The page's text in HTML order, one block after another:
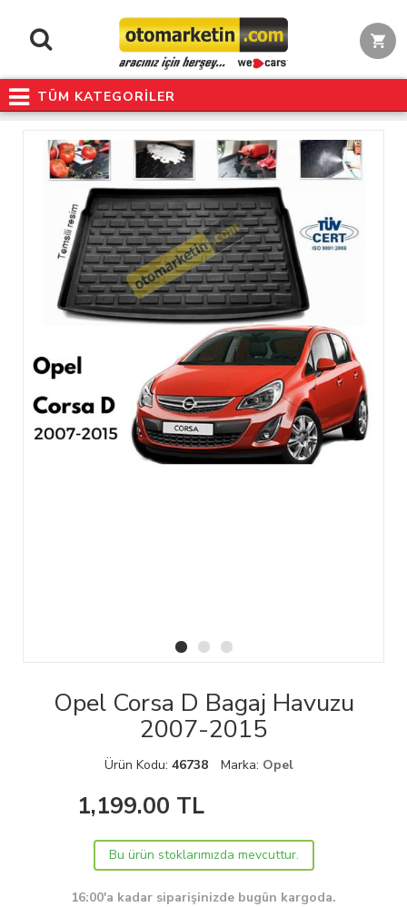
TÜM KATEGORİLER
Opel Corsa D Bagaj Havuzu
2007-2015
Ürün Kodu: 46738 Marka: Opel
1,199.00 TL
Bu ürün stoklarımızda mevcuttur.
16:00'a kadar siparişinizde bugün kargoda.